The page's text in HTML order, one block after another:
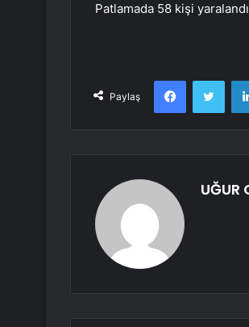
Patlamada 58 kişi
Paylaş
Facebook
UĞUR